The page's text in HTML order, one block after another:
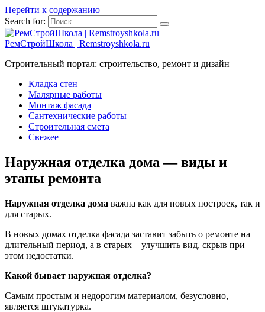
Перейти к содержанию
Search for:
РемСтройШкола | Remstroyshkola.ru
Строительный портал: строительство, ремонт и дизайн
Кладка стен
Малярные работы
Монтаж фасада
Сантехнические работы
Строительная смета
Свежее
Наружная отделка дома — виды и
этапы ремонта
Наружная отделка дома важна как для новых построек, так и
для старых.
В новых домах отделка фасада заставит забыть о ремонте на
длительный период, а в старых – улучшить вид, скрыв при
этом недостатки.
Какой бывает наружная отделка?
Самым простым и недорогим материалом, безусловно,
является штукатурка.